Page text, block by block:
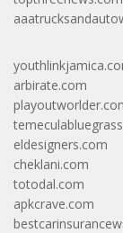
arbirate.com
eldesigners.com
cheklani.com
totodal.com
apkcrave.com